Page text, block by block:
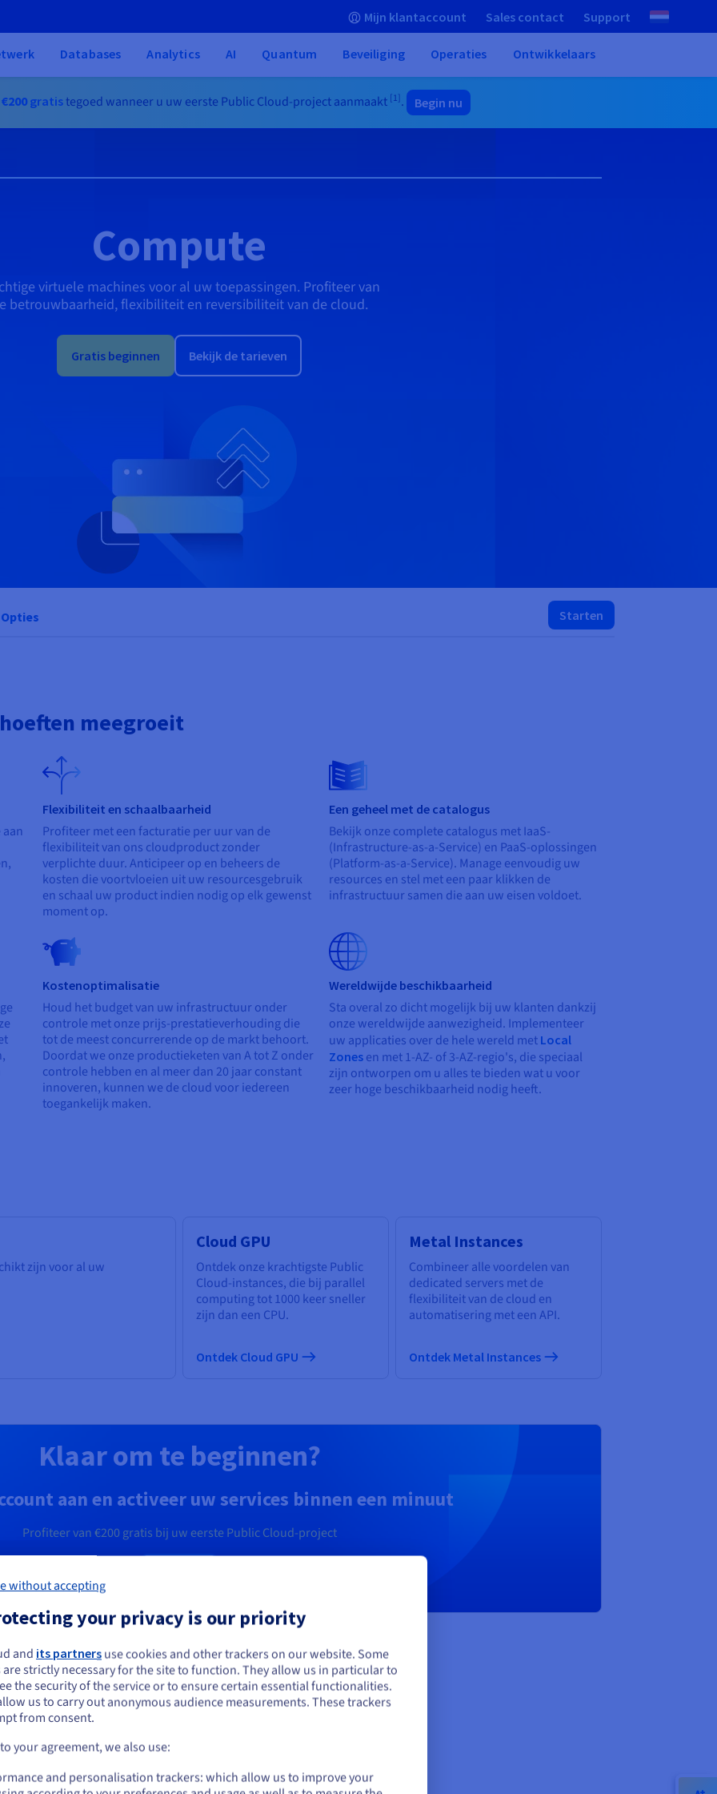
Mijn klantaccount Sales contact Support
Databases Analytics AI Quantum Beveiliging Operaties Ontwikkelaars
€200 gratistegoed wanneer u uw eerste Public Cloud-project aanmaakt [1]. Begin nu
Compute
virtuele machines voor al uw toepassingen. Profiteer van
betrouwbaarheid, flexibiliteit en reversibiliteit van de cloud.
Gratis beginnen Bekijk de tarieven
Opties Starten
meegroeit
Flexibiliteit en schaalbaarheid
Profiteer met een facturatie per uur van de
flexibiliteit van ons cloudproduct zonder
verplichte duur. Anticipeer op en beheers de
kosten die voortvloeien uit uw resourcesgebruik
en schaal uw product indien nodig op elk gewenst
moment op.
Een geheel met de catalogus
Bekijk onze complete catalogus met IaaS-
(Infrastructure-as-a-Service) en PaaS-oplossingen
(Platform-as-a-Service). Manage eenvoudig uw
resources en stel met een paar klikken de
infrastructuur samen die aan uw eisen voldoet.
Kostenoptimalisatie
Houd het budget van uw infrastructuur onder
controle met onze prijs-prestatieverhouding die
tot de meest concurrerende op de markt behoort.
Doordat we onze productieketen van A tot Z onder
controle hebben en al meer dan 20 jaar constant
innoveren, kunnen we de cloud voor iedereen
toegankelijk maken.
Wereldwijde beschikbaarheid
Sta overal zo dicht mogelijk bij uw klanten dankzij
onze wereldwijde aanwezigheid. Implementeer
uw applicaties over de hele wereld met Local
Zonesen met 1-AZ- of 3-AZ-regio's, die speciaal
zijn ontworpen om u alles te bieden wat u voor
zeer hoge beschikbaarheid nodig heeft.
zijn voor al uw
Cloud GPU
Ontdek onze krachtigste Public
Cloud-instances, die bij parallel
computing tot 1000 keer sneller
zijn dan een CPU.
Ontdek Cloud GPU
Metal Instances
Combineer alle voordelen van
dedicated servers met de
flexibiliteit van de cloud en
automatisering met een API.
Ontdek Metal Instances
Klaar om te beginnen?
aan en activeer uw services binnen een minuut
Profiteer van €200 gratis bij uw eerste Public Cloud-project
Private Image Catalog
Geef uw instances besturingssystemen die
specifiek op uw gebruik zijn ingesteld of
applicaties die door een bepaalde
lijkt je in Verenigde Staten te bevinden.
wilt bestellen vanuit [land], moet je de juiste website doorbladeren en een
aanmaken.
Go to Verenigde Staten website
without accepting
your privacy is our priority
and its partners use cookies and other trackers on our website. Some
strictly necessary for the site to function. They allow us in particular to
the security of the service or to ensure certain essential functionalities.
us to carry out anonymous audience measurements. These trackers
from consent.
your agreement, we also use:
and personalisation trackers: which allow us to improve your